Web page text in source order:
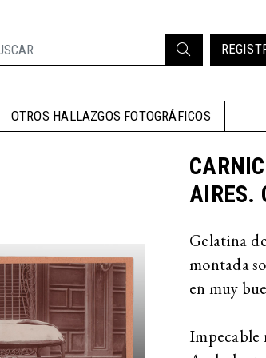
OTROS HALLAZGOS FOTOGRÁFICOS
AIRES.
Gelatina
montada
en muy